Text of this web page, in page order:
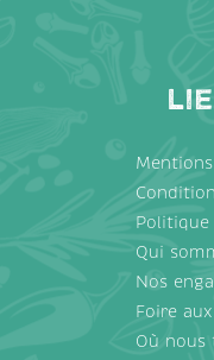
Qui
Nos
Foire
Où nous